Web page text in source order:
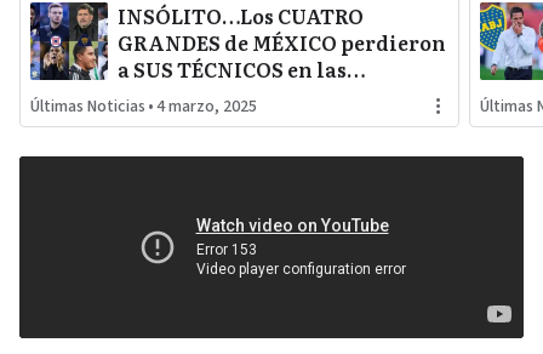
INSÓLITO…Los CUATRO
GRANDES de MÉXICO perdieron
a SUS TÉCNICOS en las
PRIMERAS FECHAS de la LIGA
MX por MALOS RESULTADOS
Últimas Noticias •4 marzo, 2025 Últimas